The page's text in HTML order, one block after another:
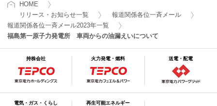
HOME
リリース・お知らせ一覧
報道関係各位一斉メール
報道関係各位一斉メール2023年一覧
福島第一原子力発電所 車両からの油漏えいについて
持株会社 火力発電・燃料 送電・配電
電気・ガス・くらし 再生可能エネルギー